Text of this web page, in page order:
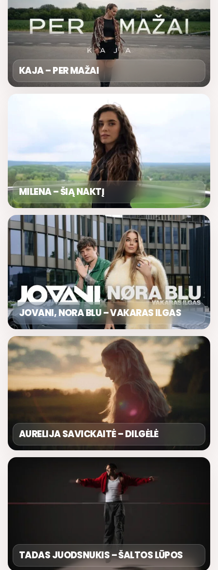
KAJA – PER MAŽAI
MILENA – ŠIĄ NAKTĮ
JOVANI, NORA BLU – VAKARAS ILGAS
AURELIJA SAVICKAITĖ – DILGĖLĖ
TADAS JUODSNUKIS – ŠALTOS LŪPOS